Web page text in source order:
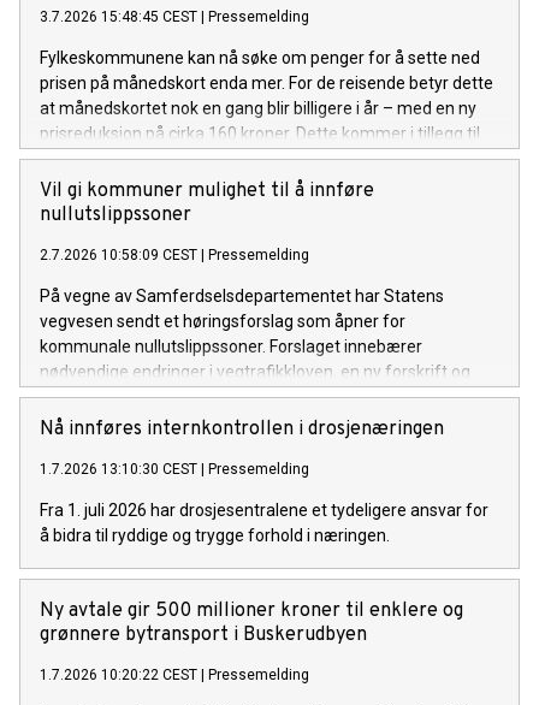
3.7.2026 15:48:45 CEST Pressemelding
Fylkeskommunene kan nå søke om penger for å sette ned
prisen på månedskort enda mer. For de reisende betyr dette
at månedskortet nok en gang blir billigere i år – med en ny
prisreduksjon på cirka 160 kroner. Dette kommer i tillegg til
den forrige prisreduksjonen på om lag 100 kroner.
Vil gi kommuner mulighet til å innføre
nullutslippssoner
2.7.2026 10:58:09 CEST Pressemelding
På vegne av Samferdselsdepartementet har Statens
vegvesen sendt et høringsforslag som åpner for
kommunale nullutslippssoner. Forslaget innebærer
nødvendige endringer i vegtrafikkloven, en ny forskrift og
endringer i skiltforskriften. Formålet er blant annet å
fremskynde overgangen til nullutslippsvarebiler.
Nå innføres internkontrollen i drosjenæringen
1.7.2026 13:10:30 CEST Pressemelding
Fra 1. juli 2026 har drosjesentralene et tydeligere ansvar for
å bidra til ryddige og trygge forhold i næringen.
Ny avtale gir 500 millioner kroner til enklere og
grønnere bytransport i Buskerudbyen
1.7.2026 10:20:22 CEST Pressemelding